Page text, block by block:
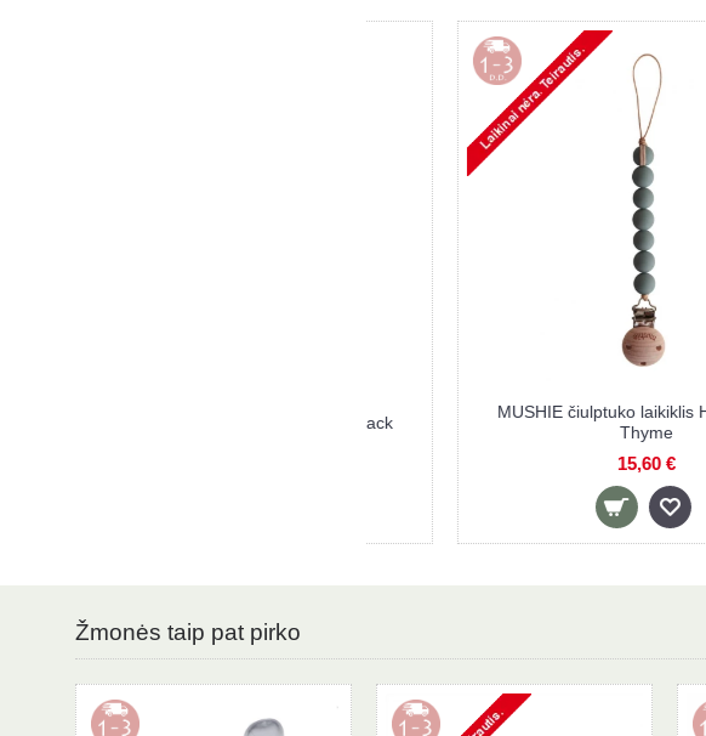
MUSHIE čiulptuko laikiklis HALO, Dried
Žmonės taip pat pirko